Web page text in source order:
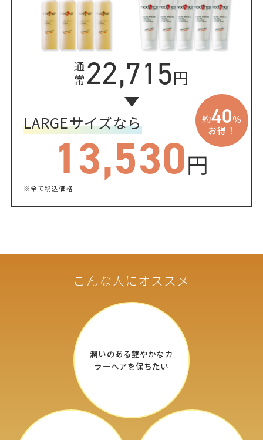
通
常 22,715円
LARGEサイズなら
13,530円
約40％
お得！
※全て税込価格
こんな人にオススメ
潤いのある艶やかなカ
ラーヘアを保ちたい